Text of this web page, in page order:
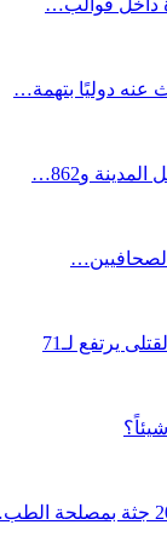
دوليًا بتهمة…
الصحافيين…